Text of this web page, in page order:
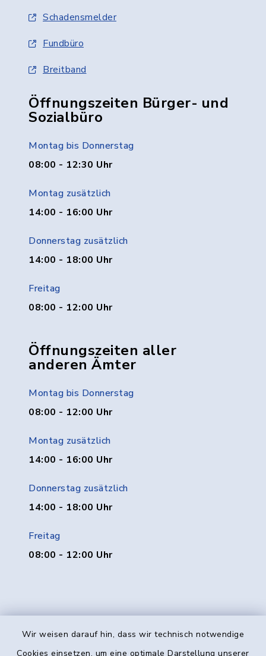
Wir weisen darauf hin, dass wir technisch notwendige
Cookies einsetzen, um eine optimale Darstellung unserer
Schadensmelder
Fundbüro
Breitband
Öffnungszeiten Bürger- und
Sozialbüro
Montag bis Donnerstag
08:00 - 12:30 Uhr
Montag zusätzlich
14:00 - 16:00 Uhr
Donnerstag zusätzlich
14:00 - 18:00 Uhr
Freitag
08:00 - 12:00 Uhr
Öffnungszeiten aller
anderen Ämter
Montag bis Donnerstag
08:00 - 12:00 Uhr
Montag zusätzlich
14:00 - 16:00 Uhr
Donnerstag zusätzlich
14:00 - 18:00 Uhr
Freitag
08:00 - 12:00 Uhr
Kontakt